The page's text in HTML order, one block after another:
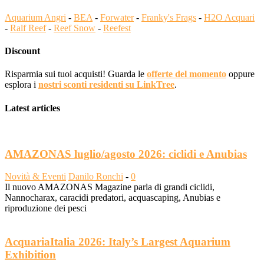
Aquarium Angri - BEA - Forwater- Franky's Frags - H2O Acquari
- Ralf Reef- Reef Snow - Reefest
Discount
Risparmia sui tuoi acquisti! Guarda le offerte del momento oppure
esplora i nostri sconti residenti su LinkTree.
Latest articles
AMAZONAS luglio/agosto 2026: ciclidi e Anubias
Novità & Eventi Danilo Ronchi - 0
Il nuovo AMAZONAS Magazine parla di grandi ciclidi,
Nannocharax, caracidi predatori, acquascaping, Anubias e
riproduzione dei pesci
AcquariaItalia 2026: Italy’s Largest Aquarium
Exhibition